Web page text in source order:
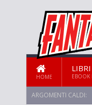
HOME
LIBRI
EBOOK
ARGOMENTI CALDI: